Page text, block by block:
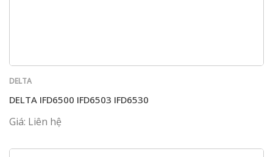
DELTA
DELTA IFD6500 IFD6503 IFD6530
Giá: Liên hệ